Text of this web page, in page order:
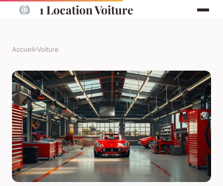
1 Location Voiture
Accueil›Voiture